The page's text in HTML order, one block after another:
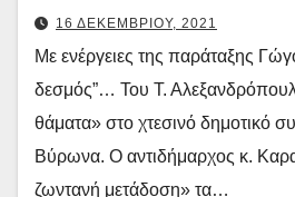
16 ΔΕΚΕΜΒΡΙΟΥ, 2021
Με ενέργειες της παράταξης
δεσμός”… Του Τ.
θάματα» στο χτεσινό δημοτικό
Βύρωνα. Ο αντιδήμαρχος κ.
ζωντανή μετάδοση» τα…